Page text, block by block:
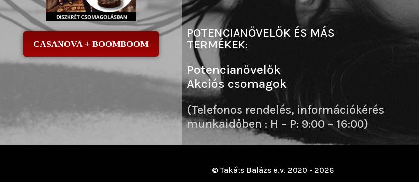
CASANOVA + BOOMBOOM
POTENCIANÖVELŐK ÉS MÁS
TERMÉKEK:
Potencianövelők
Akciós csomagok
(Telefonos rendelés, információkérés
munkaidőben : H – P: 9:00 – 16:00)
© Takáts Balázs e.v. 2020 - 2026